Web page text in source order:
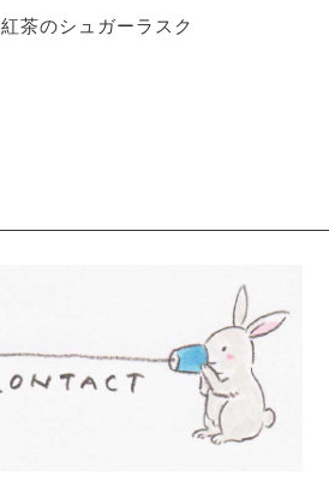
紅茶のシュガーラスク